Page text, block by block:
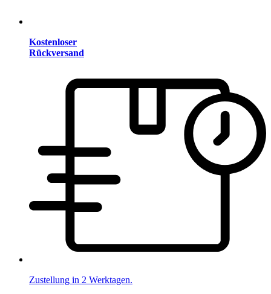
Kostenloser
Rückversand
Zustellung in 2 Werktagen.